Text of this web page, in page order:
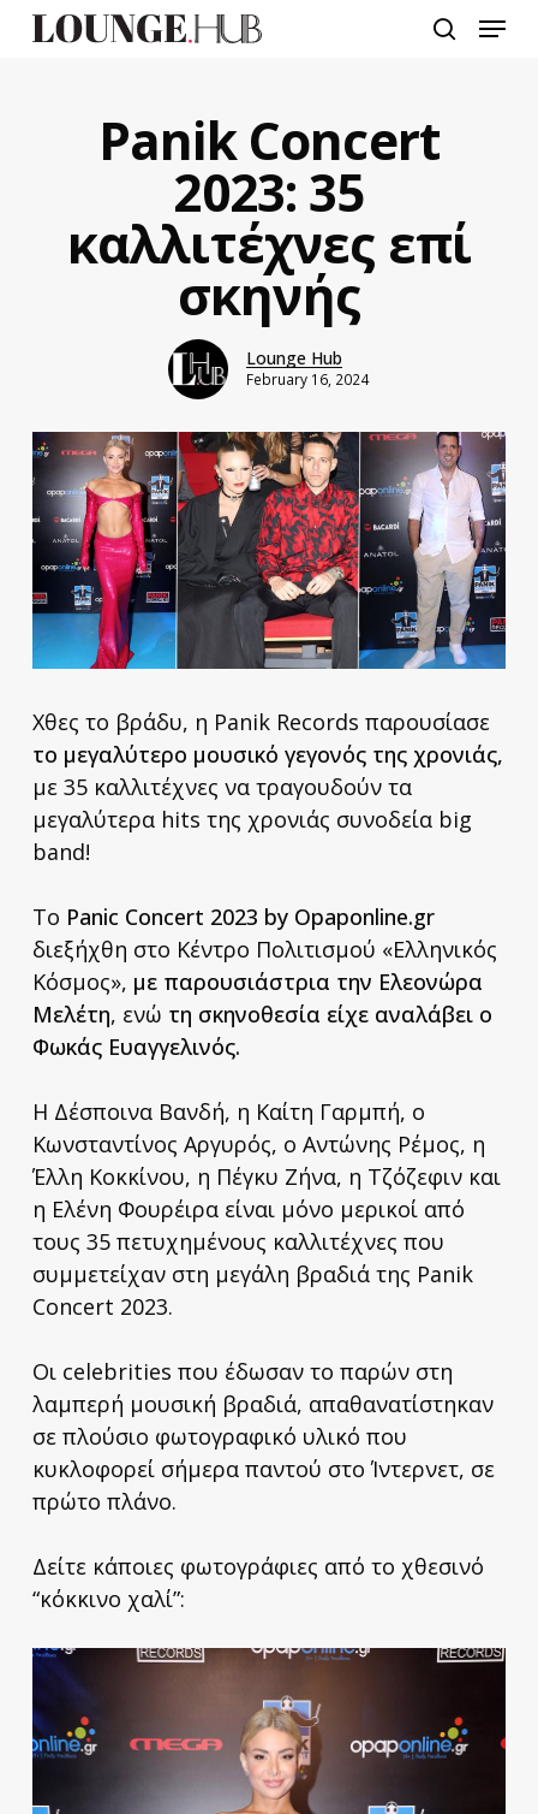
Menu
Panik Concert
2023: 35
καλλιτέχνες επί
σκηνής
Lounge Hub
February 16, 2024
Χθες το βράδυ, η Panik Records παρουσίασε
το μεγαλύτερο μουσικό γεγονός της χρονιάς,
με 35 καλλιτέχνες να τραγουδούν τα
μεγαλύτερα hits της χρονιάς συνοδεία big
band!
Το Panic Concert 2023 by Opaponline.gr
διεξήχθη στο Κέντρο Πολιτισμού «Ελληνικός
Κόσμος», με παρουσιάστρια την Ελεονώρα
Μελέτη, ενώ τη σκηνοθεσία είχε αναλάβει ο
Φωκάς Ευαγγελινός.
Η Δέσποινα Βανδή, η Καίτη Γαρμπή, ο
Κωνσταντίνος Αργυρός, ο Αντώνης Ρέμος, η
Έλλη Κοκκίνου, η Πέγκυ Ζήνα, η Τζόζεφιν και
η Ελένη Φουρέιρα είναι μόνο μερικοί από
τους 35 πετυχημένους καλλιτέχνες που
συμμετείχαν στη μεγάλη βραδιά της Panik
Concert 2023.
Οι celebrities που έδωσαν το παρών στη
λαμπερή μουσική βραδιά, απαθανατίστηκαν
σε πλούσιο φωτογραφικό υλικό που
κυκλοφορεί σήμερα παντού στο Ίντερνετ, σε
πρώτο πλάνο.
Δείτε κάποιες φωτογράφιες από το χθεσινό
“κόκκινο χαλί”: